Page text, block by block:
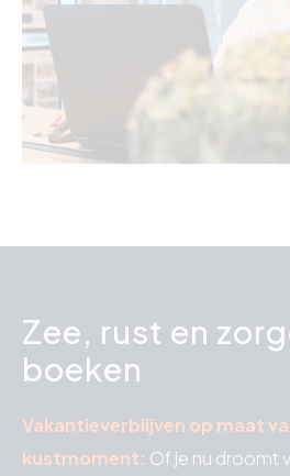
Zee, rust en
boeken
Vakantieverblijven op maat
kustmoment: Of je nu droomt